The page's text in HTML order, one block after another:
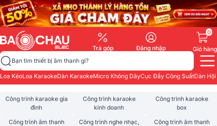
Trả góp Đăng nhập
0
Giỏ hàng
Bạn tìm thiết bị âm thanh gì?
Loa KéoLoa KaraokeDàn KaraokeMicro Không DâyCục Đẩy Công SuấtDàn
Công trình karaoke gia
đình
Công trình karaoke
kinh doanh
Công trình karaoke
box
Công trình âm thanh
Công trình nghe nhạc,
Công trình âm thanh